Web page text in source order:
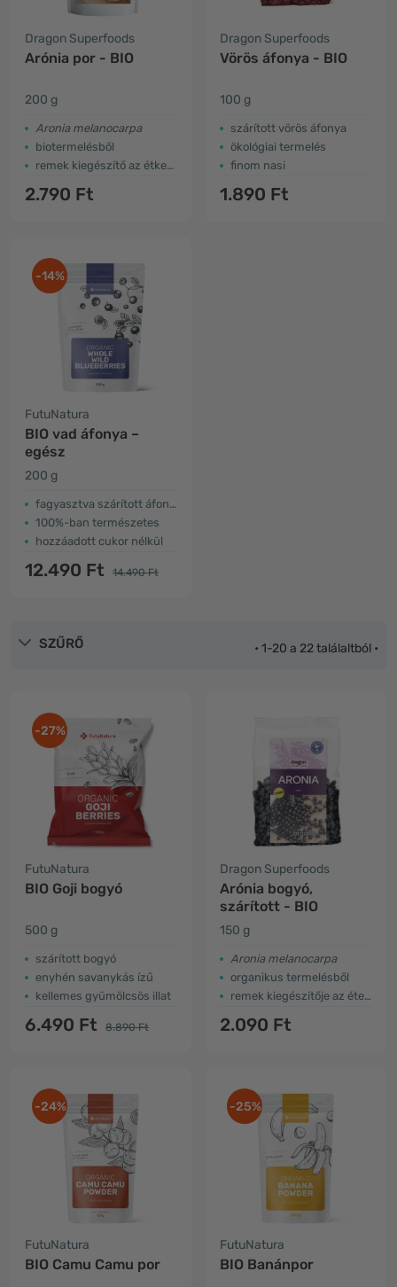
Dragon Superfoods
Arónia por - BIO
200 g
Aronia melanocarpa
biotermelésből
remek kiegészítő az étkezésekhez
2.790 Ft
Dragon Superfoods
Vörös áfonya - BIO
100 g
szárított vörös áfonya
ökológiai termelés
finom nasi
1.890 Ft
-14%
FutuNatura
BIO vad áfonya –
egész
200 g
fagyasztva szárított áfonya
100%-ban természetes
hozzáadott cukor nélkül
12.490 Ft 14.490 Ft
SZŰRŐ • 1-20 a 22 találaltból •
-27%
FutuNatura
BIO Goji bogyó
500 g
szárított bogyó
enyhén savanykás ízű
kellemes gyümölcsös illat
6.490 Ft 8.890 Ft
Dragon Superfoods
Arónia bogyó,
szárított - BIO
150 g
Aronia melanocarpa
organikus termelésből
remek kiegészítője az ételeknek
2.090 Ft
-24%
FutuNatura
BIO Camu Camu por
-25%
FutuNatura
BIO Banánpor